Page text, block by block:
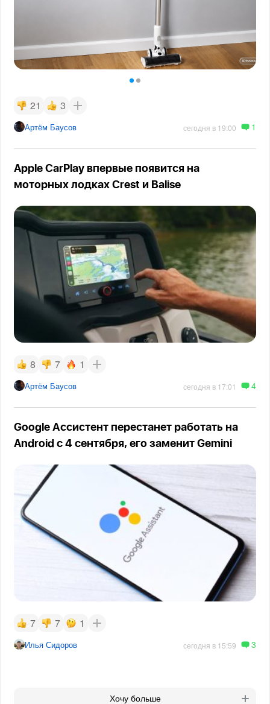
21 3
Артём Баусов сегодня в 19:00 1
Apple CarPlay впервые появится на
моторных лодках Crest и Balise
8 7 1
Артём Баусов сегодня в 17:01 4
Google Ассистент перестанет работать на
Android с 4 сентября, его заменит Gemini
7 7 1
Илья Сидоров сегодня в 15:59 3
Хочу больше